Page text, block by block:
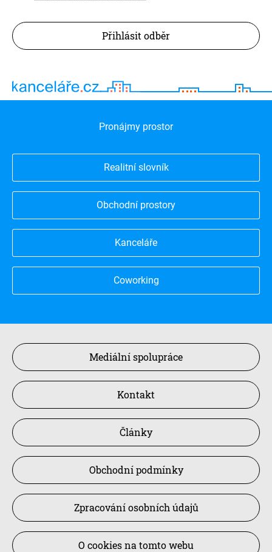
Přihlásit odběr
Pronájmy prostor
Realitní slovník
Obchodní prostory
Kanceláře
Coworking
Mediální spolupráce
Kontakt
Články
Obchodní podmínky
Zpracování osobních údajů
O cookies na tomto webu